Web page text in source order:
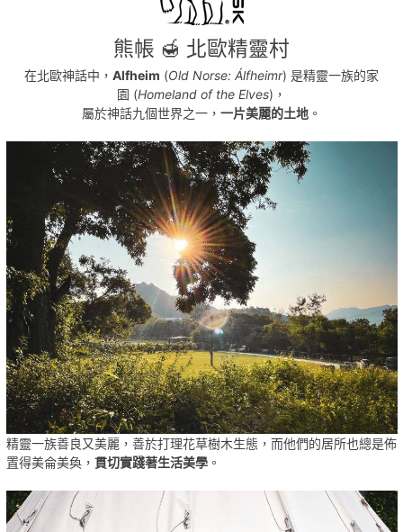
營燈
床褥及被鋪
氣氛燈
移動式冷氣及電源
家用電源
桌上遊戲
熊帳 🍯 北歐精靈村
在北歐神話中， Alfheim (Old Norse: Álfheimr) 是精靈一族的家
園 (Homeland of the Elves)，
屬於神話九個世界之一， 一片美麗的土地 。
精靈一族善良又美麗，善於打理花草樹木生態， 而他們的居所也總是佈
置得美侖美奐， 貫切實踐著生活美學。